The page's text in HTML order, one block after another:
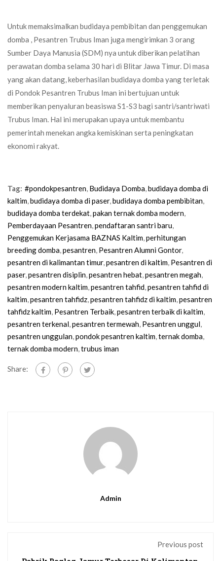
Untuk memaksimalkan budidaya pembibitan dan penggemukan
domba , Pesantren Trubus Iman juga mengirimkan 3 orang
Sumber Daya Manusia (SDM) nya untuk diberikan pelatihan
perawatan domba selama 30 hari di Blitar Jawa Timur. Di masa
yang akan datang, keberhasilan budidaya domba yang terletak
di Pondok Pesantren Trubus Iman ini bertujuan untuk
memberikan penyaluran beasiswa S1-S3 bagi santri/santriwati
Trubus Iman. Hal ini merupakan upaya untuk membantu
pemerintah menekan angka kemiskinan serta peningkatan
ekonomi rakyat.
Tag: #pondokpesantren, Budidaya Domba,budidaya domba di
kaltim,budidaya domba di paser,budidaya domba pembibitan,
budidaya domba terdekat,pakan ternak domba modern,
Pemberdayaan Pesantren,pendaftaran santri baru,
Penggemukan Kerjasama BAZNAS Kaltim,perhitungan
breeding domba,pesantren, Pesantren Alumni Gontor,
pesantren di kalimantan timur,pesantren di kaltim, Pesantren di
paser,pesantren disiplin,pesantren hebat,pesantren megah,
pesantren modern kaltim,pesantren tahfid,pesantren tahfid di
kaltim,pesantren tahfidz,pesantren tahfidz di kaltim,pesantren
tahfidz kaltim, Pesantren Terbaik,pesantren terbaik di kaltim,
pesantren terkenal,pesantren termewah, Pesantren unggul,
pesantren unggulan,pondok pesantren kaltim,ternak domba,
ternak domba modern,trubus iman
Share:
Admin
Previous post